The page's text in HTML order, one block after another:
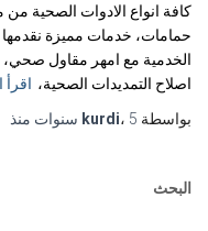
كافة انواع الادوات الصحية
حمامات، خدمات مميزة نقدمها
الخدمية مع امهر مقاول صحي،
اصلاح التمديدات الصحية، اقرأ
بواسطة
kurdi، 5 سنوات منذ
البحث